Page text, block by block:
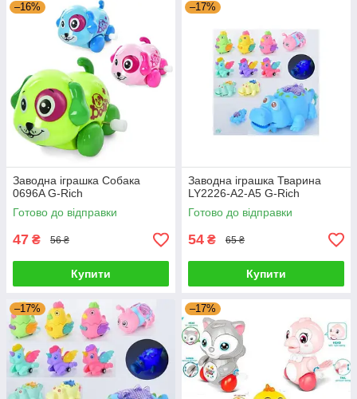
–16%
Заводна іграшка Собака
0696A G-Rich
Готово до відправки
47 ₴ 56 ₴
Купити
–17%
Заводна іграшка Тварина
LY2226-A2-A5 G-Rich
Готово до відправки
54 ₴ 65 ₴
Купити
–17% –17%